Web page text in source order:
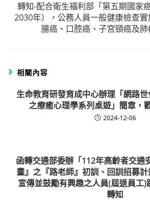
轉知-配合衛生福利部「第五期國家
2030年），公務人員一般健康檢查
腸癌、口腔癌、子宮頸癌及
相關內容
生命教育研發育成中心辦理「網路
之療癒心理學系列桌遊」簡章，
2024-12-06
函轉交通部委辦「112年高齡者交通
畫』之『路老師』初訓、回訓招募
宣傳並鼓勵有興趣之人員(屆退員工
轉知